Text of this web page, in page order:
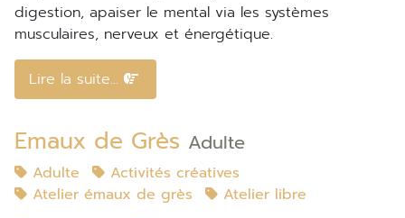
digestion, apaiser le mental via les systèmes
musculaires, nerveux et énergétique.
Lire la suite...
Emaux de Grès Adulte
Adulte
Activités créatives
Atelier émaux de grès
Atelier libre